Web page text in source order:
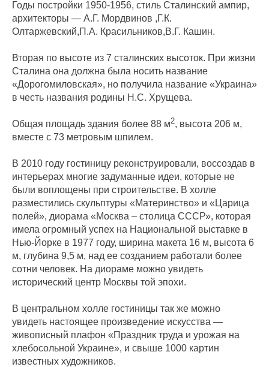
Годы постройки 1950-1956, стиль Сталинский ампир,
архитекторы — А.Г. Мордвинов ,Г.К.
Олтаржевский,П.А. Красильников,В.Г. Кашин.
Вторая по высоте из 7 сталинских высоток. При жизни
Сталина она должна была носить название
«Дорогомиловская», но получила название «Украина»
в честь названия родины Н.С. Хрущева.
Общая площадь здания более 88 м2, высота 206 м,
вместе с 73 метровым шпилем.
В 2010 году гостиницу реконструировали, воссоздав в
интерьерах многие задуманные идеи, которые не
были воплощены при строительстве. В холле
разместились скульптуры «Материнство» и «Царица
полей», диорама «Москва – столица СССР», которая
имела огромный успех на Национальной выставке в
Нью-Йорке в 1977 году, ширина макета 16 м, высота 6
м, глубина 9,5 м, над ее созданием работали более
сотни человек. На диораме можно увидеть
исторический центр Москвы той эпохи.
В центральном холле гостиницы так же можно
увидеть настоящее произведение искусства —
живописный плафон «Праздник труда и урожая на
хлебосольной Украине», и свыше 1000 картин
известных художников.